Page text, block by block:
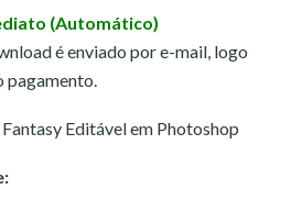
(Automático)
é enviado por e-mail, logo
pagamento.
Editável em Photoshop